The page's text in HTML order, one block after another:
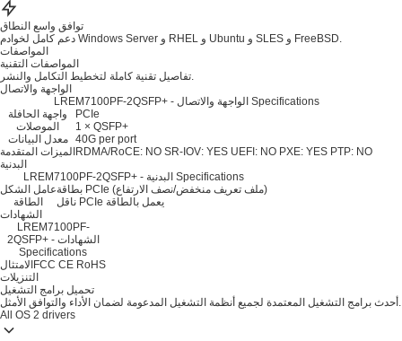
توافق واسع النطاق
دعم كامل لخوادم Windows Server و RHEL و Ubuntu و SLES و FreeBSD.
المواصفات
المواصفات التقنية
تفاصيل تقنية كاملة لتخطيط التكامل والنشر.
الواجهة والاتصال
LREM7100PF-2QSFP+ - الواجهة والاتصال Specifications
واجهة الحافلة
PCIe
الموصلات
1 × QSFP+
معدل البيانات
40G per port
الميزات المتقدمة RDMA/RoCE: NO SR-IOV: YES UEFI: NO PXE: YES PTP: NO
البدنية
LREM7100PF-2QSFP+ - البدنية Specifications
عامل الشكل
بطاقة PCIe (ملف تعريف منخفض/نصف الارتفاع)
الطاقة
ناقل PCIe يعمل بالطاقة
الشهادات
LREM7100PF-
2QSFP+ - الشهادات
Specifications
الامتثال FCC CE RoHS
التنزيلات
تحميل برامج التشغيل
أحدث برامج التشغيل المعتمدة لجميع أنظمة التشغيل المدعومة لضمان الأداء والتوافق الأمثل.
All OS 2 drivers